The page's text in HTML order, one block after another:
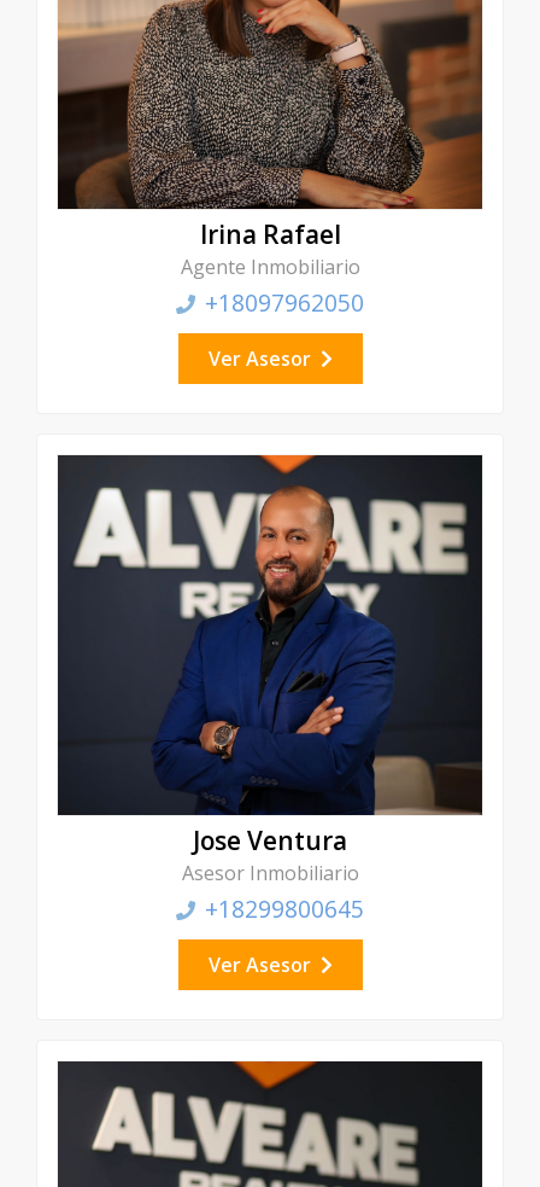
Irina Rafael
Agente Inmobiliario
+18097962050
Ver Asesor
Jose Ventura
Asesor Inmobiliario
+18299800645
Ver Asesor